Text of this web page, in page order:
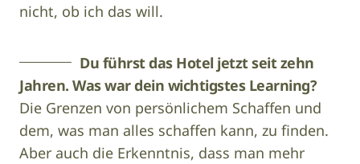
nicht, ob ich das will.
Du führst das Hotel jetzt seit zehn
Jahren. Was war dein wichtigstes Learning?
Die Grenzen von persönlichem Schaffen und
dem, was man alles schaffen kann, zu finden.
Aber auch die Erkenntnis, dass man mehr